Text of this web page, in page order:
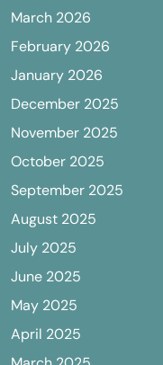
March 2026
February 2026
January 2026
December 2025
November 2025
October 2025
September 2025
August 2025
July 2025
June 2025
May 2025
April 2025